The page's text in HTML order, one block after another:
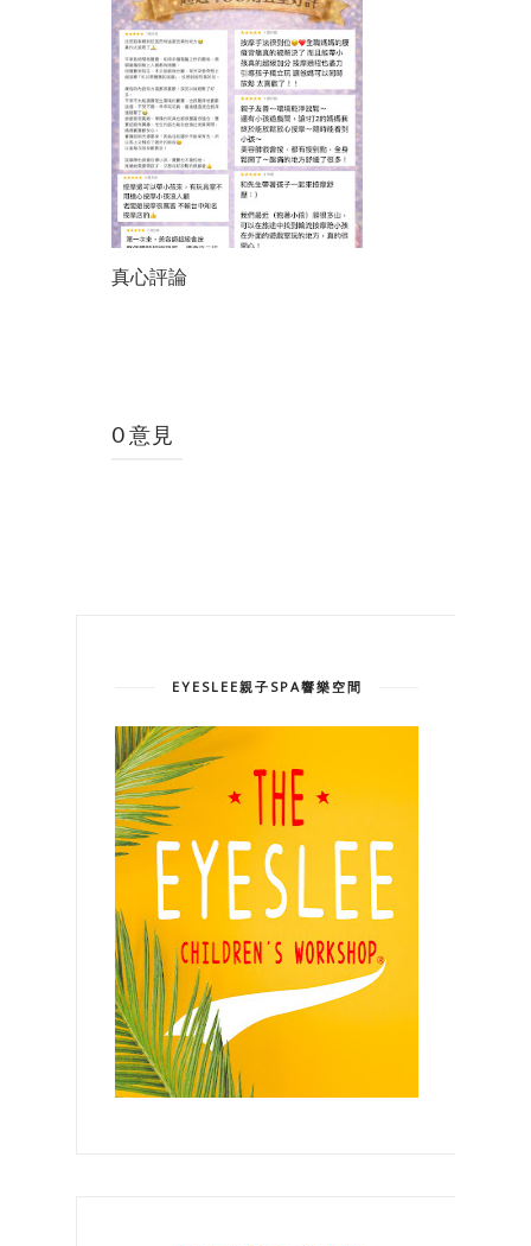
真心評論
0 意見
EYESLEE親子SPA響樂空間